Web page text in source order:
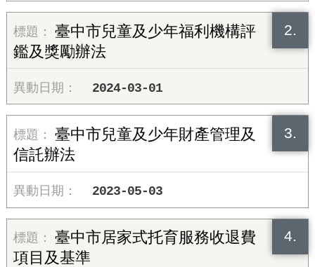
2.
臺中市兒童及少年福利機構評
鑑及獎勵辦法
2024-03-01
3.
臺中市兒童及少年財產管理及
信託辦法
2023-05-03
4.
臺中市居家式托育服務收退費
項目及基準